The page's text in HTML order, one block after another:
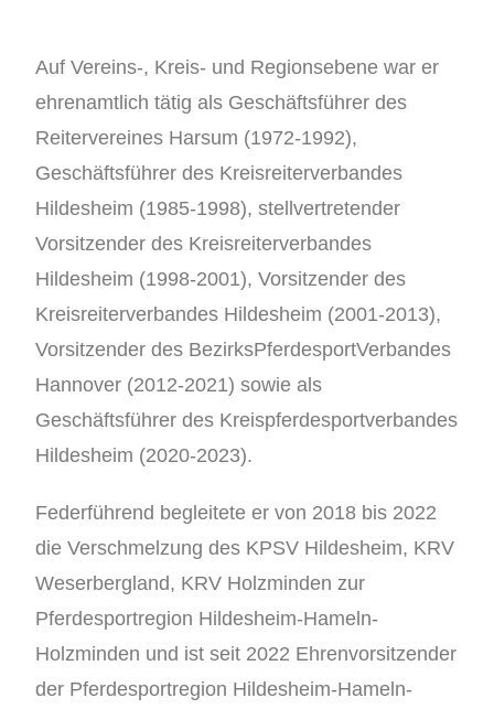
Auf Vereins-, Kreis- und Regionsebene war er
ehrenamtlich tätig als Geschäftsführer des
Reitervereines Harsum (1972-1992),
Geschäftsführer des Kreisreiterverbandes
Hildesheim (1985-1998), stellvertretender
Vorsitzender des Kreisreiterverbandes
Hildesheim (1998-2001), Vorsitzender des
Kreisreiterverbandes Hildesheim (2001-2013),
Vorsitzender des BezirksPferdesportVerbandes
Hannover (2012-2021) sowie als
Geschäftsführer des Kreispferdesportverbandes
Hildesheim (2020-2023).
Federführend begleitete er von 2018 bis 2022
die Verschmelzung des KPSV Hildesheim, KRV
Weserbergland, KRV Holzminden zur
Pferdesportregion Hildesheim-Hameln-
Holzminden und ist seit 2022 Ehrenvorsitzender
der Pferdesportregion Hildesheim-Hameln-